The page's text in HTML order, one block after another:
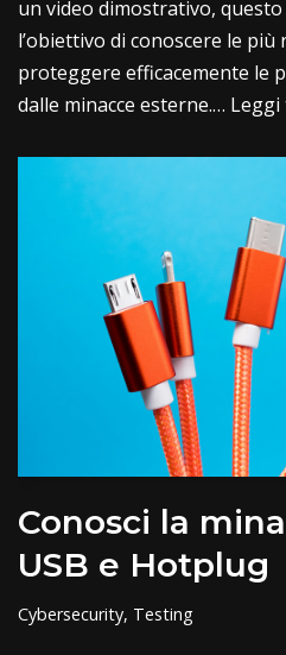
un video dimostrativo,
l’obiettivo di conoscere le
proteggere efficacemente le
dalle minacce esterne.…
Conosci la
USB e Hotplug
Cybersecurity, Testing